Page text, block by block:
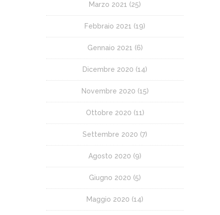
Marzo 2021 (25)
Febbraio 2021 (19)
Gennaio 2021 (6)
Dicembre 2020 (14)
Novembre 2020 (15)
Ottobre 2020 (11)
Settembre 2020 (7)
Agosto 2020 (9)
Giugno 2020 (5)
Maggio 2020 (14)